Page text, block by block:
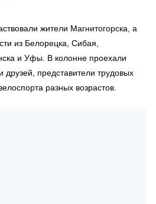
жители Магнитогорска, а
из Белорецка, Сибая,
и Уфы. В колонне проехали
представители трудовых
разных возрастов.